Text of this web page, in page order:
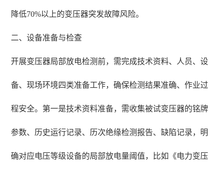
降低70%以上的变压器突发故障风险。
二、设备准备与检查
开展变压器局部放电检测前，需完成技术资料、人员、设
备、现场环境四类准备工作，确保检测结果准确、作业过
程安全。第一是技术资料准备，需收集被试变压器的铭牌
参数、历史运行记录、历次绝缘检测报告、缺陷记录，明
确对应电压等级设备的局部放电量阈值，比如《电力变压